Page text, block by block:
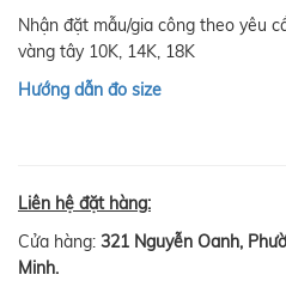
Nhận đặt mẫu/gia công theo yêu
vàng tây 10K, 14K, 18K
Hướng dẫn đo size
Liên hệ đặt hàng:
Cửa hàng: 321 Nguyễn Oanh,
Minh.